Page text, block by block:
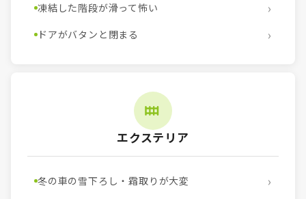
凍結した階段が滑って怖い
ドアがバタンと閉まる
エクステリア
冬の車の雪下ろし・霜取りが大変